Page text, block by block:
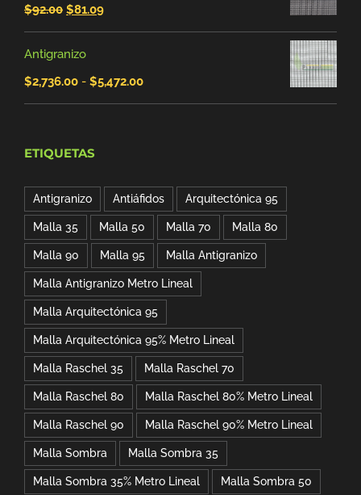
$92.00 El
precio
$81.09El
precio
es:
Antigranizo
$2,736.00 - $5,472.00Rango
de
$2,736.00
hasta
$5,472.00
ETIQUETAS
Antigranizo Antiáfidos Arquitectónica 95
Malla 35 Malla 50 Malla 70 Malla 80
Malla 90 Malla 95 Malla Antigranizo
Malla Antigranizo Metro Lineal
Malla Arquitectónica 95
Malla Arquitectónica 95% Metro Lineal
Malla Raschel 35 Malla Raschel 70
Malla Raschel 80 Malla Raschel 80% Metro Lineal
Malla Raschel 90 Malla Raschel 90% Metro Lineal
Malla Sombra Malla Sombra 35
Malla Sombra 35% Metro Lineal Malla Sombra 50